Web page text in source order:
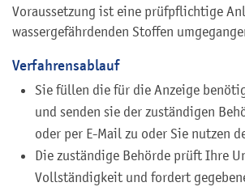
Voraussetzung ist eine prüfpflichtige
wassergefährdenden Stoffen
Verfahrensablauf
Sie füllen die für die Anzeige
und senden sie der zuständigen
oder per E-Mail zu oder Sie nutzen
Die zuständige Behörde prüft Ihre
Vollständigkeit und fordert